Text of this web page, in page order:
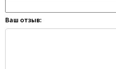
Ваш отзыв: